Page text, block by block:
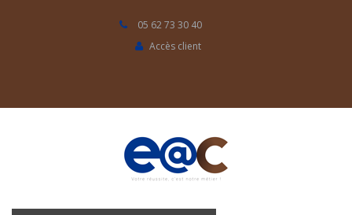
05 62 73 30 40
Accès client